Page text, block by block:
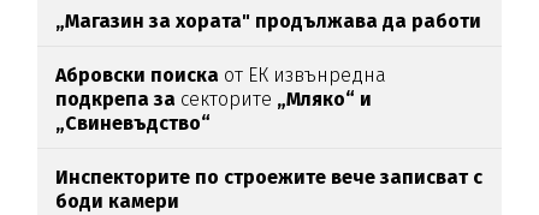
„Магазин за хората" продължава да работи
Абровски поиска от ЕК извънредна
подкрепа за секторите „Мляко“ и
„Свиневъдство“
Инспекторите по строежите вече записват с
боди камери